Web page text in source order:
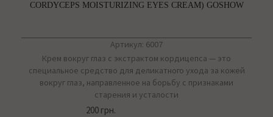
CORDYCEPS MOISTURIZING EYES CREAM) GOSHOW
Артикул: 6007
Крем вокруг глаз с экстрактом кордицепса — это
специальное средство для деликатного ухода за кожей
вокруг глаз, направленное на борьбу с признаками
старения и усталости
200 грн.